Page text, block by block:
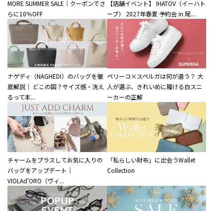
MORE SUMMER SALE｜クーポンでさ
らに10％OFF
【店舗イベント】 IHATOV（イーハト
ーブ） 2027年春夏 予約会 in 尾...
ナゲディ（NAGHEDI）のバッグを徹
底解説｜ どこの国？サイズ感・洗え
るって本...
ペリーコ×スペルガは何が違う？ 大
人が選ぶ、きれいめに履ける白スニ
ーカーの正解
チャームをプラスしてお気に入りの
バッグをアップデート｜
VIOLAd'ORO（ヴィ...
「私らしい財布」に出会うWallet
Collection